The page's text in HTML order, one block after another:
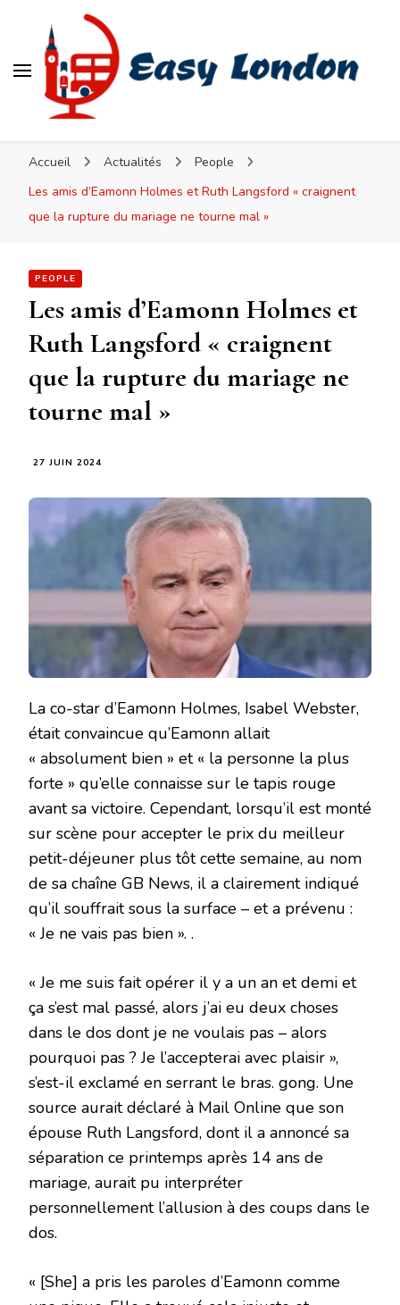
Accueil Actualités
People
Les amis d’Eamonn Holmes et Ruth Langsford « craignent
que la rupture du mariage ne tourne mal »
PEOPLE
Les amis d’Eamonn Holmes et
Ruth Langsford « craignent
que la rupture du mariage ne
tourne mal »
27 JUIN 2024
La co-star d’Eamonn Holmes, Isabel Webster,
était convaincue qu’Eamonn allait
« absolument bien » et « la personne la plus
forte » qu’elle connaisse sur le tapis rouge
avant sa victoire. Cependant, lorsqu’il est monté
sur scène pour accepter le prix du meilleur
petit-déjeuner plus tôt cette semaine, au nom
de sa chaîne GB News, il a clairement indiqué
qu’il souffrait sous la surface – et a prévenu :
« Je ne vais pas bien ». .
« Je me suis fait opérer il y a un an et demi et
ça s’est mal passé, alors j’ai eu deux choses
dans le dos dont je ne voulais pas – alors
pourquoi pas ? Je l’accepterai avec plaisir »,
s’est-il exclamé en serrant le bras. gong. Une
source aurait déclaré à Mail Online que son
épouse Ruth Langsford, dont il a annoncé sa
séparation ce printemps après 14 ans de
mariage, aurait pu interpréter
personnellement l’allusion à des coups dans le
dos.
« [She] a pris les paroles d’Eamonn comme